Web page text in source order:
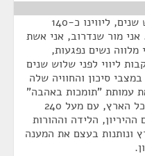
אנחנו מלוות עד היום, כמעט שלוש שנים, ליווינו כ-140
אני מור שנדרוב, אני אשת
מלווה נשים נפגעות,
ליווי לפני שלוש שנים
סיכון והחוויה שלה
עמותת "תומכות באהבה"
שבעצם מפעילה מערך מתנדבות בכל הארץ, עם מעל 240
הלידה וההורות
ונותנות בעצם את המענה